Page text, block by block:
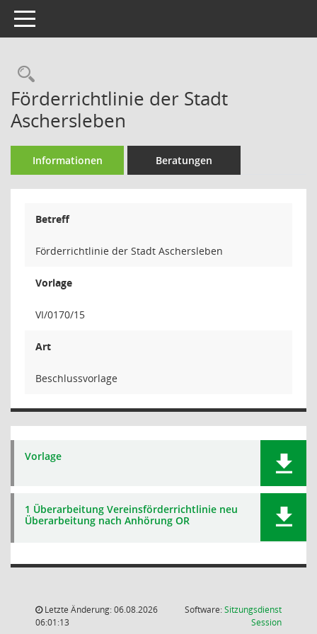
Toggle navigation
Rechercheauswahl
Förderrichtlinie der Stadt
Aschersleben
Informationen Beratungen
Betreff
Förderrichtlinie der Stadt Aschersleben
Vorlage
VI/0170/15
Art
Beschlussvorlage
Vorlage
1 Überarbeitung Vereinsförderrichtlinie neu
Überarbeitung nach Anhörung OR
Letzte Änderung: 06.08.2026
06:01:13
Software:Sitzungsdienst
Session(Wird in